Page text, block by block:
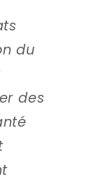
du
des